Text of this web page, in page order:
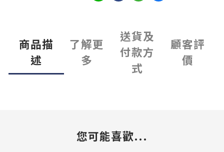
商品描
述
了解更
多
送貨及
付款方
式
顧客評
價
您可能喜歡...